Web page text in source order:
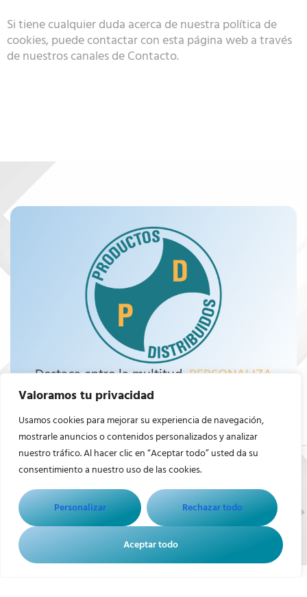
Valoramos tu privacidad
Usamos cookies para mejorar su experiencia de navegación,
mostrarle anuncios o contenidos personalizados y analizar
nuestro tráfico. Al hacer clic en “Aceptar todo” usted da su
consentimiento a nuestro uso de las cookies.
Personalizar Rechazar todo
Aceptar todo
Si tiene cualquier duda acerca de nuestra política de
cookies, puede contactar con esta página web a través
de nuestros canales de Contacto.
Destaca entre la multitud,PERSONALIZA
Diseño web por AZCA Marketing
Aviso LegalPolítica de CookiesPolítica de Privacidad
Condiciones Generales
Solicita información